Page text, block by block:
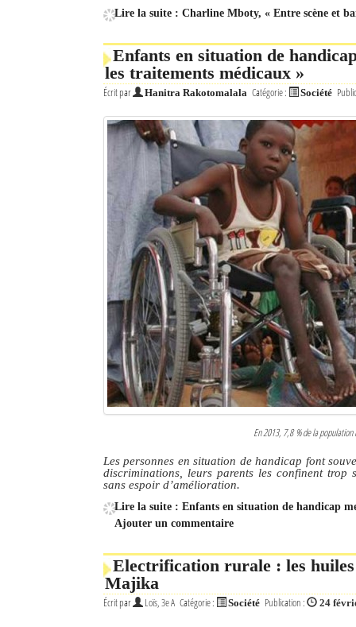
Lire la suite : Charline Mboty, « Entre scène et
Enfants en situation de
les traitements médicaux »
Écrit par Hanitra Rakotomalala Catégorie : Société
En 2013, 7,8 % de la
Les personnes en situation de handicap font
discriminations, leurs parents les confinent trop
sans espoir d’amélioration.
Lire la suite : Enfants en situation de handicap
Ajouter un commentaire
Electrification rurale : les
Majika
Écrit par Loïs, 3e A Catégorie : Société Publication : 24